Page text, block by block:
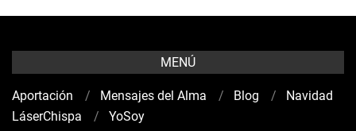
MENÚ
Aportación Mensajes del Alma Blog
Navidad
LáserChispa
YoSoy